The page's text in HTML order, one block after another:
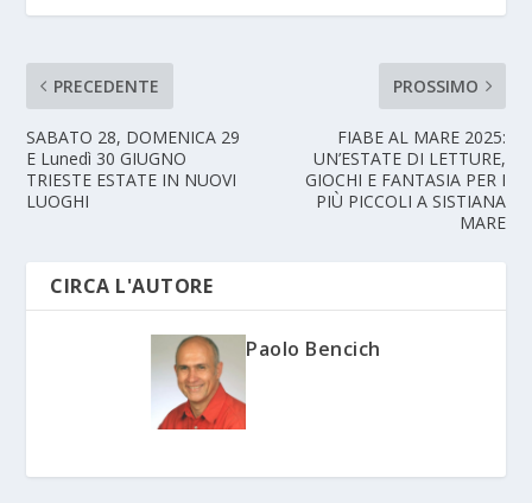
PRECEDENTE
SABATO 28, DOMENICA 29
E Lunedì 30 GIUGNO
TRIESTE ESTATE IN NUOVI
LUOGHI
PROSSIMO
FIABE AL MARE 2025:
UN’ESTATE DI LETTURE,
GIOCHI E FANTASIA PER I
PIÙ PICCOLI A SISTIANA
MARE
CIRCA L'AUTORE
Paolo Bencich